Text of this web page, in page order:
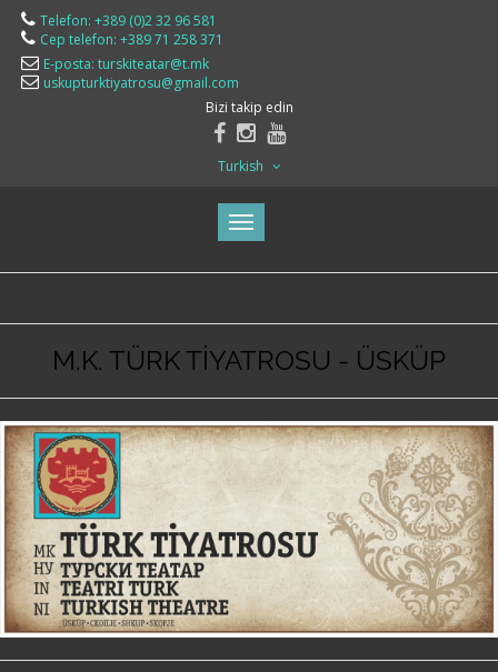
Telefon: +389 (0)2 32 96 581
Cep telefon: +389 71 258 371
E-posta: turskiteatar@t.mk
uskupturktiyatrosu@gmail.com
Bizi takip edin
Turkish
M.K. TÜRK TİYATROSU - ÜSKÜP